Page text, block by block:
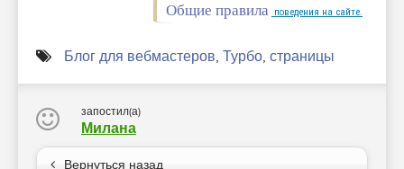
Общие правила поведения на сайте.
Блог для вебмастеров, Турбо, страницы
запостил(а)
Милана
Вернуться назад